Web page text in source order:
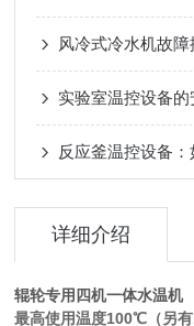
风冷式冷水机故
实验室温控设备
反应釜温控设备
详细介绍
辊轮专用四机一体水温机
最高使用温度100℃（另